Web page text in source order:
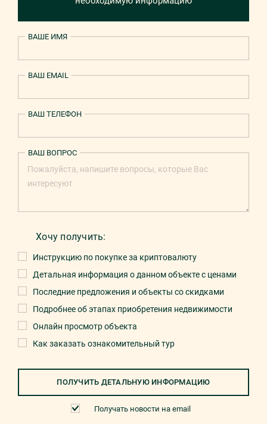
ВАШЕ ИМЯ
ВАШ EMAIL
ВАШ ТЕЛЕФОН
Хочу получить:
Инструкцию по покупке за криптовалюту
Детальная информация о данном объекте с ценами
Последние предложения и объекты со скидками
Подробнее об этапах приобретения недвижимости
Онлайн просмотр объекта
Как заказать ознакомительный тур
ВАШ ВОПРОС
ПОЛУЧИТЬ ДЕТАЛЬНУЮ ИНФОРМАЦИЮ
Получать новости на email